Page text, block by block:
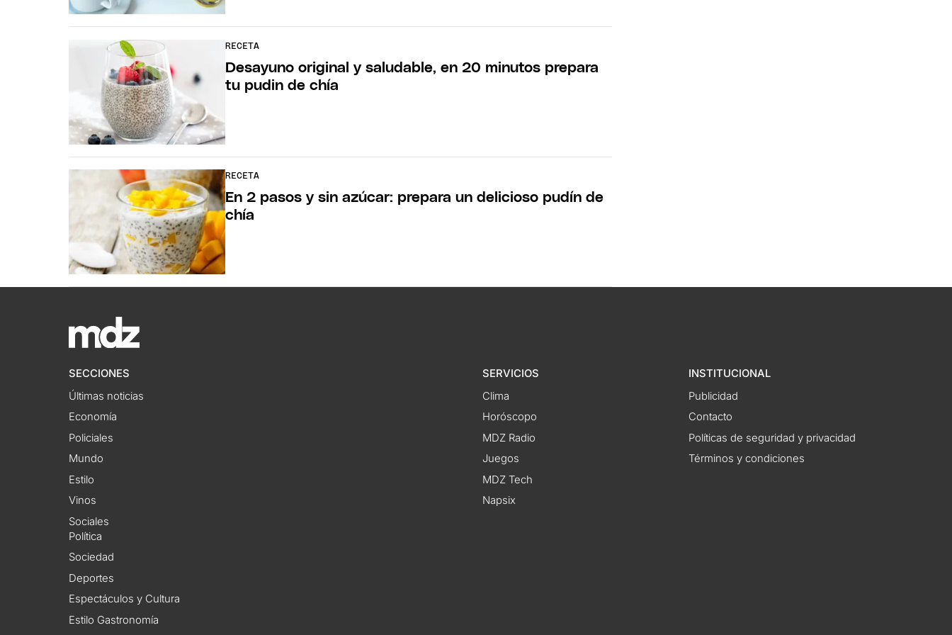
RECETA
Desayuno original y saludable, en 20 minutos prepara
tu pudin de chía
RECETA
En 2 pasos y sin azúcar: prepara un delicioso pudín de
chía
SECCIONES
Últimas noticias
Economía
Policiales
Mundo
Estilo
Vinos
Sociales
Política
Sociedad
Deportes
Espectáculos y Cultura
Estilo Gastronomía
SERVICIOS
Clima
Horóscopo
MDZ Radio
Juegos
MDZ Tech
Napsix
INSTITUCIONAL
Publicidad
Contacto
Políticas de seguridad y privacidad
Términos y condiciones